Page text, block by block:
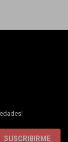
SUSCRIBIRME